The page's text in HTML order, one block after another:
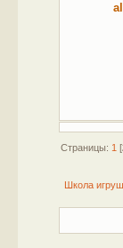
Страницы: 1[
Школа